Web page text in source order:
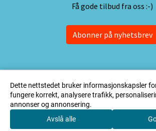
Dette nettstedet bruker informasjonskapsler
fungere korrekt, analysere trafikk,
annonser og annonsering.
Avslå alle
Få gode tilbud fra oss :-)
Abonner på nyhetsbrev